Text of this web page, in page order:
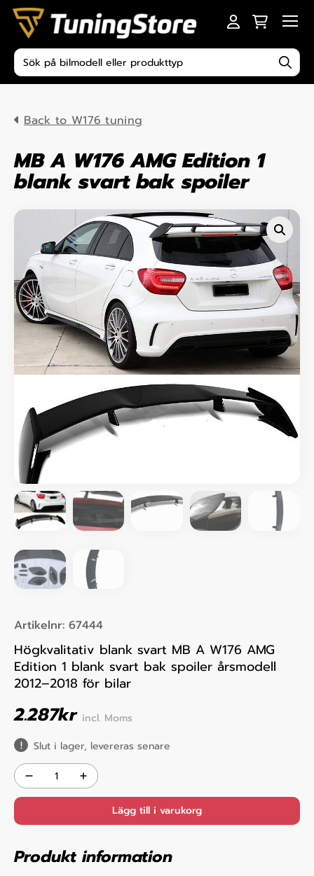
Skip to content
Produktsökning
Back to W176 tuning
MB A W176 AMG Edition 1
blank svart bak spoiler
Artikelnr: 67444
Högkvalitativ blank svart MB A W176 AMG
Edition 1 blank svart bak spoiler årsmodell
2012–2018 för bilar
2.287kr incl. Moms
Slut i lager, levereras senare
Lägg till i varukorg
Produkt information